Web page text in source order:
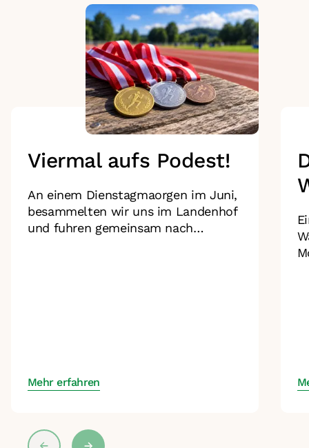
Viermal aufs Podest!
An einem Dienstagmaorgen im Juni,
besammelten wir uns im Landenhof
und fuhren gemeinsam nach
Mehr erfahren